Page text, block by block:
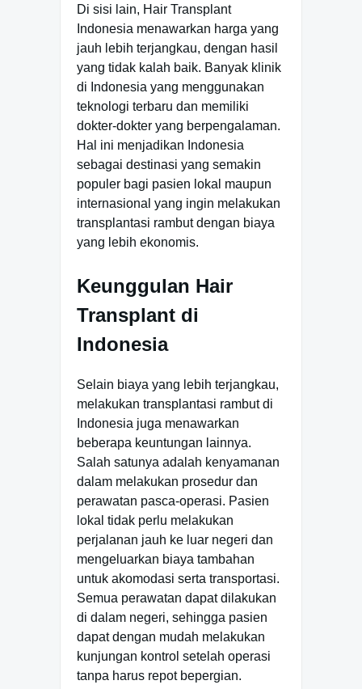
Di sisi lain, Hair Transplant
Indonesia menawarkan harga yang
jauh lebih terjangkau, dengan hasil
yang tidak kalah baik. Banyak klinik
di Indonesia yang menggunakan
teknologi terbaru dan memiliki
dokter-dokter yang berpengalaman.
Hal ini menjadikan Indonesia
sebagai destinasi yang semakin
populer bagi pasien lokal maupun
internasional yang ingin melakukan
transplantasi rambut dengan biaya
yang lebih ekonomis.
Keunggulan Hair
Transplant di
Indonesia
Selain biaya yang lebih terjangkau,
melakukan transplantasi rambut di
Indonesia juga menawarkan
beberapa keuntungan lainnya.
Salah satunya adalah kenyamanan
dalam melakukan prosedur dan
perawatan pasca-operasi. Pasien
lokal tidak perlu melakukan
perjalanan jauh ke luar negeri dan
mengeluarkan biaya tambahan
untuk akomodasi serta transportasi.
Semua perawatan dapat dilakukan
di dalam negeri, sehingga pasien
dapat dengan mudah melakukan
kunjungan kontrol setelah operasi
tanpa harus repot bepergian.